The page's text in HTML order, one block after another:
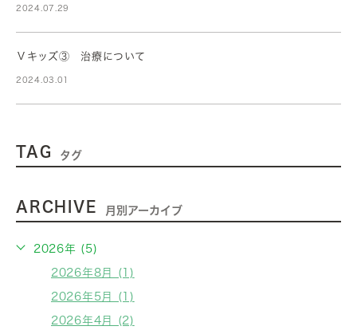
2024.07.29
Ｖキッズ③ 治療について
2024.03.01
TAG タグ
ARCHIVE 月別アーカイブ
2026年 (5)
2026年8月 (1)
2026年5月 (1)
2026年4月 (2)